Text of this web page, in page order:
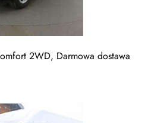
2WD, Darmowa dostawa